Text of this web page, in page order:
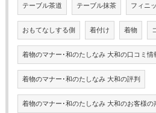
テーブル茶道 テーブル抹茶 フィニ
おもてなしする側 着付け 着物
着物のマナー･和のたしなみ 大和の口コミ情
着物のマナー･和のたしなみ 大和の評判
着物のマナー･和のたしなみ 大和のお客様の